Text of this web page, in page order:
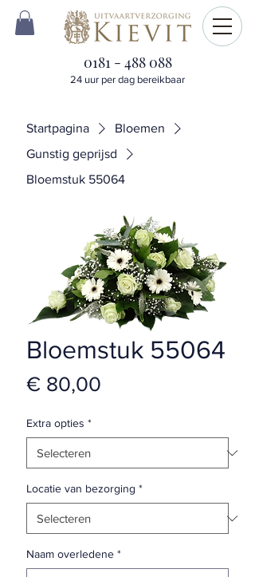
0181 - 488 088
24 uur per dag bereikbaar
Startpagina
Bloemen
Gunstig geprijsd
Bloemstuk 55064
Bloemstuk 55064
€ 80,00
Extra opties *
Locatie van bezorging *
Naam overledene *